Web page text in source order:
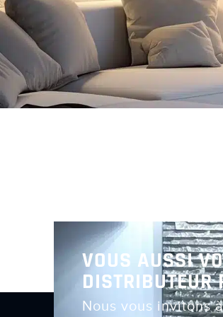
VOUS AUSSI
DISTRIBUTEUR
Nous vous invitons